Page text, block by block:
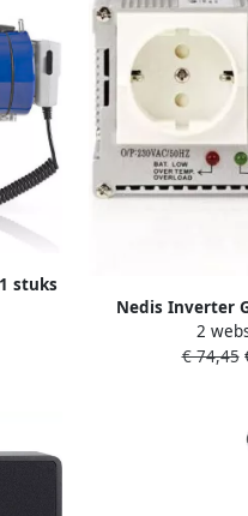
stuks
Nedis Inverter
Sinusgolf | 12 V
2
€ 74,45